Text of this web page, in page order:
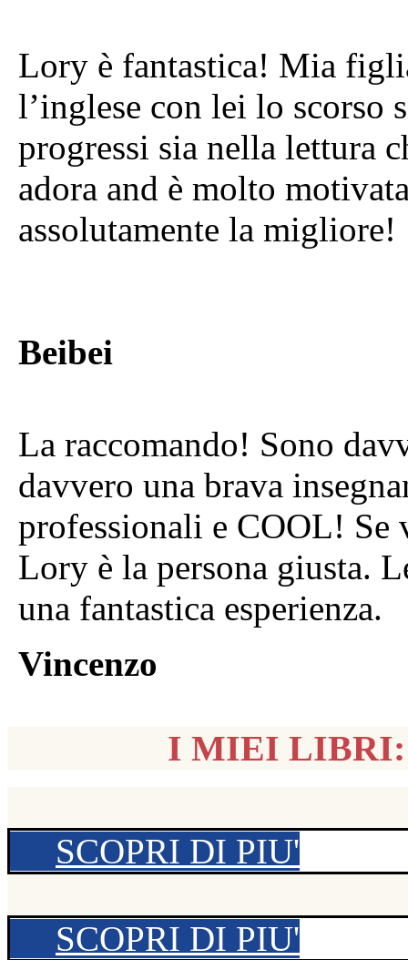
Lory è fantastica! Mia
l’inglese con lei lo scorso
progressi sia nella lettura
adora and è molto
assolutamente la migliore!
Beibei
La raccomando! Sono
davvero una brava
professionali e COOL! Se
Lory è la persona giusta.
una fantastica esperienza.
Vincenzo
I MIEI LIBRI:
SCOPRI DI PIU'
SCOPRI DI PIU'